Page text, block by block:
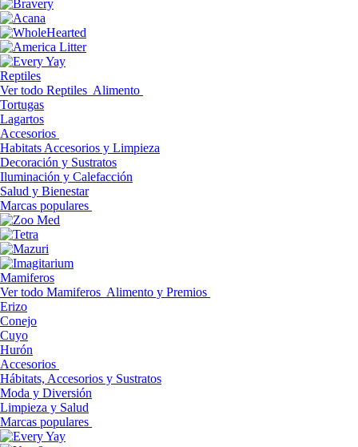
Reptiles
Ver todo Reptiles Alimento
Tortugas
Lagartos
Accesorios
Habitats Accesorios y Limpieza
Decoración y Sustratos
Iluminación y Calefacción
Salud y Bienestar
Marcas populares
Mamiferos
Ver todo Mamiferos Alimento y Premios
Erizo
Conejo
Cuyo
Hurón
Accesorios
Hábitats, Accesorios y Sustratos
Moda y Diversión
Limpieza y Salud
Marcas populares